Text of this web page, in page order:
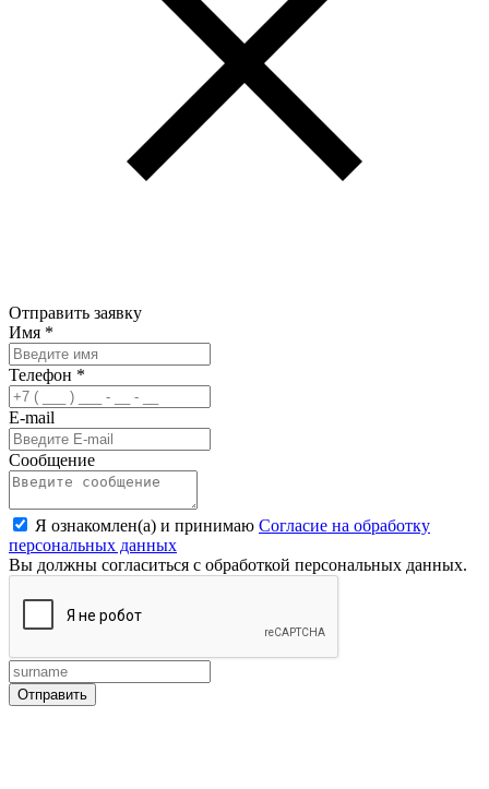
Отправить заявку
Имя *
Телефон *
E-mail
Сообщение
Я ознакомлен(а) и принимаю Согласие на обработку
персональных данных
Вы должны согласиться с обработкой персональных данных.